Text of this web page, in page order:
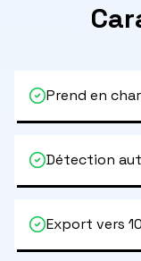
Prend en
Détection
Export vers